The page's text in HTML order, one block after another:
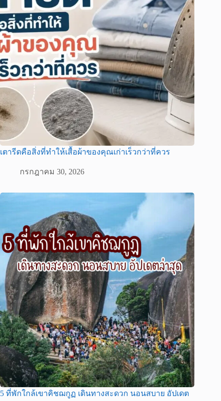
เตารีดคือสิ่งที่ทำให้เสื้อผ้าของคุณเก่าเร็วกว่าที่ควร
กรกฎาคม 30, 2026
5 ที่พักใกล้เขาคิชฌกูฏ เดินทางสะดวก นอนสบาย อัปเดต